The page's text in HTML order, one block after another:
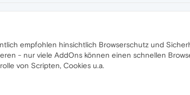
empfohlen hinsichtlich Browserschutz und
- nur viele AddOns können einen schnellen
von Scripten, Cookies u.a.